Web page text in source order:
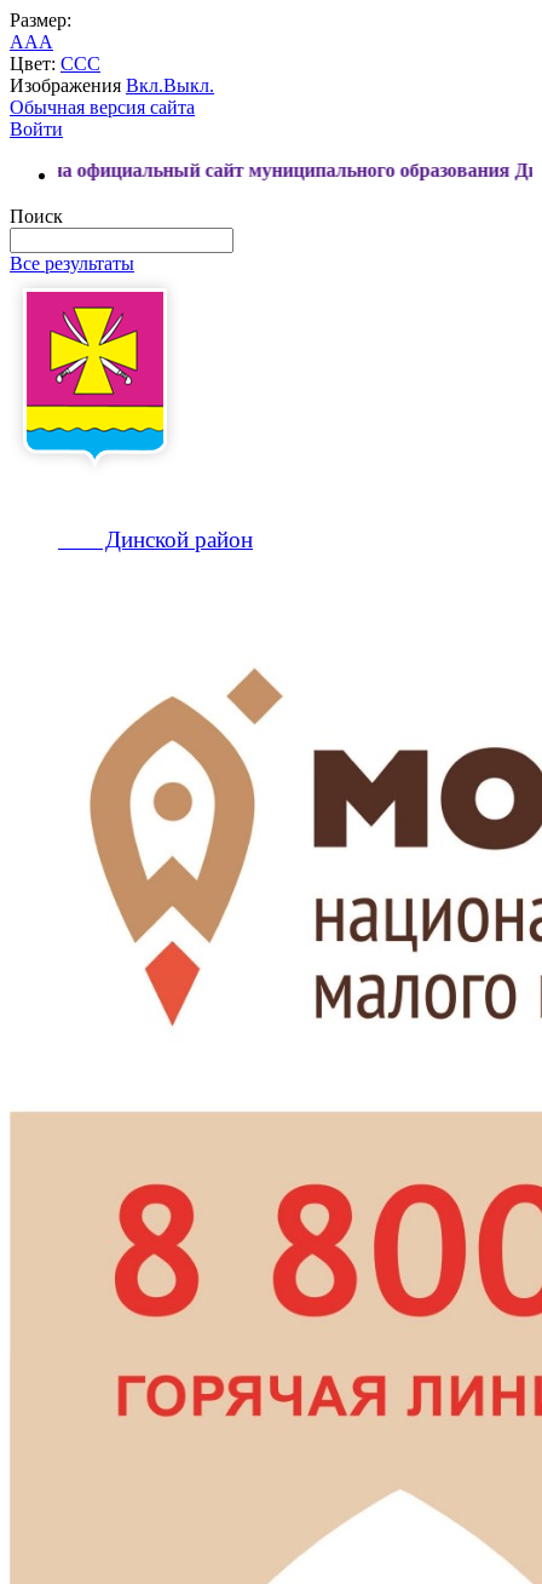
Размер:
AAA
Цвет: CCC
Изображения Вкл.Выкл.
Обычная версия сайта
Войти
сайт муниципального образования Динской район
Поиск
Все результаты
Динской район